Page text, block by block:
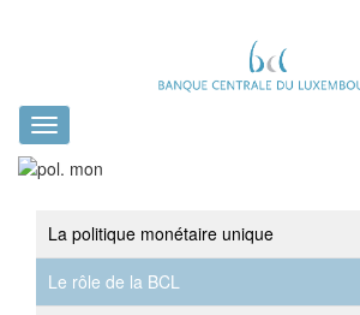
Toggle
navigation
La politique monétaire unique
Le rôle de la BCL